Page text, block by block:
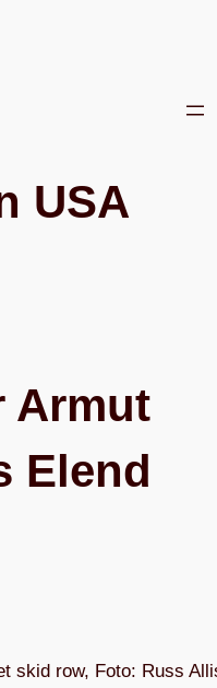
USA
Armut
Elend
skid row, Foto: Russ